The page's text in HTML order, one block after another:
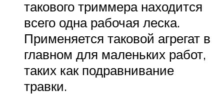
такового триммера находится
всего одна рабочая леска.
Применяется таковой агрегат в
главном для маленьких работ,
таких как подравнивание
травки.